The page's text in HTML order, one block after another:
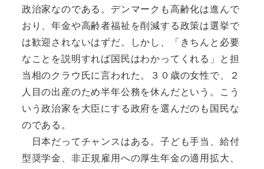
政治家なのである。デンマークも高齢化は進んで
おり、年金や高齢者福祉を削減する政策は選挙で
は歓迎されないはずだ。しかし、「きちんと必要
なことを説明すれば国民はわかってくれる」と担
当相のクラウ氏に言われた。３０歳の女性で、２
人目の出産のため半年公務を休んだという。こう
いう政治家を大臣にする政府を選んだのも国民な
のである。
日本だってチャンスはある。子ども手当、給付
型奨学金、非正規雇用への厚生年金の適用拡大、